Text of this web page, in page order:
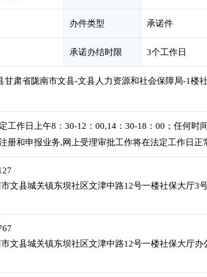
办件类型 承诺件
承诺办结时限 3个工作日
甘肃省陇南市文县-文县人力资源和社会保障局-1楼
工作日上午8：30-12：00,14：30-18：00；任何时
册和申报业务,网上受理审批工作将在法定工作日正
文县城关镇东坝社区文津中路12号一楼社保大厅3
文县城关镇东坝社区文津中路12号一楼社保大厅办